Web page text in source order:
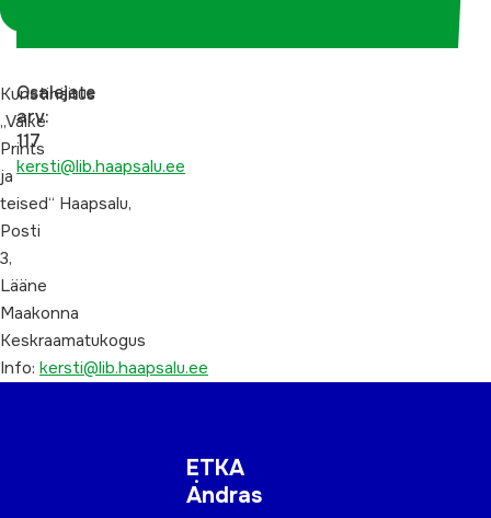
Kunstinäitus
„Väike
Prints
ja
teised“ Haapsalu,
Posti
3,
Lääne
Maakonna
Keskraamatukogus
Info: kersti@lib.haapsalu.ee
Osalejate
arv:
117
kersti@lib.haapsalu.ee
ETKA
Andras